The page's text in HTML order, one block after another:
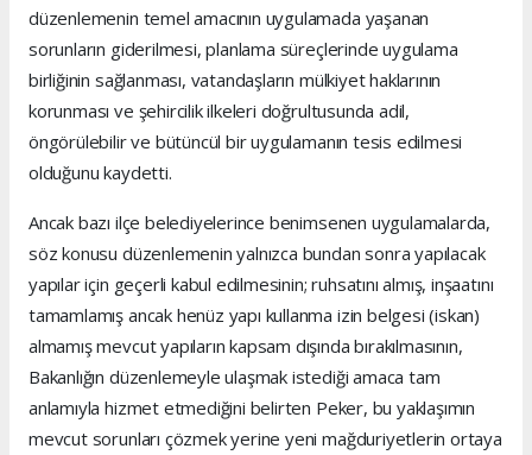
düzenlemenin temel amacının uygulamada yaşanan
sorunların giderilmesi, planlama süreçlerinde uygulama
birliğinin sağlanması, vatandaşların mülkiyet haklarının
korunması ve şehircilik ilkeleri doğrultusunda adil,
öngörülebilir ve bütüncül bir uygulamanın tesis edilmesi
olduğunu kaydetti.
Ancak bazı ilçe belediyelerince benimsenen uygulamalarda,
söz konusu düzenlemenin yalnızca bundan sonra yapılacak
yapılar için geçerli kabul edilmesinin; ruhsatını almış, inşaatını
tamamlamış ancak henüz yapı kullanma izin belgesi (iskan)
almamış mevcut yapıların kapsam dışında bırakılmasının,
Bakanlığın düzenlemeyle ulaşmak istediği amaca tam
anlamıyla hizmet etmediğini belirten Peker, bu yaklaşımın
mevcut sorunları çözmek yerine yeni mağduriyetlerin ortaya